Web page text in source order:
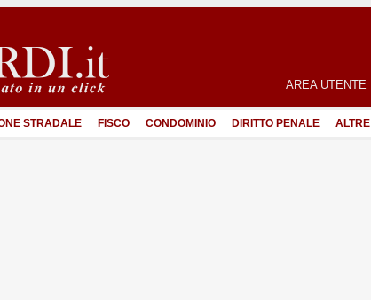
AREA UTENTE
STRADALE FISCO CONDOMINIO DIRITTO PENALE ALTRE